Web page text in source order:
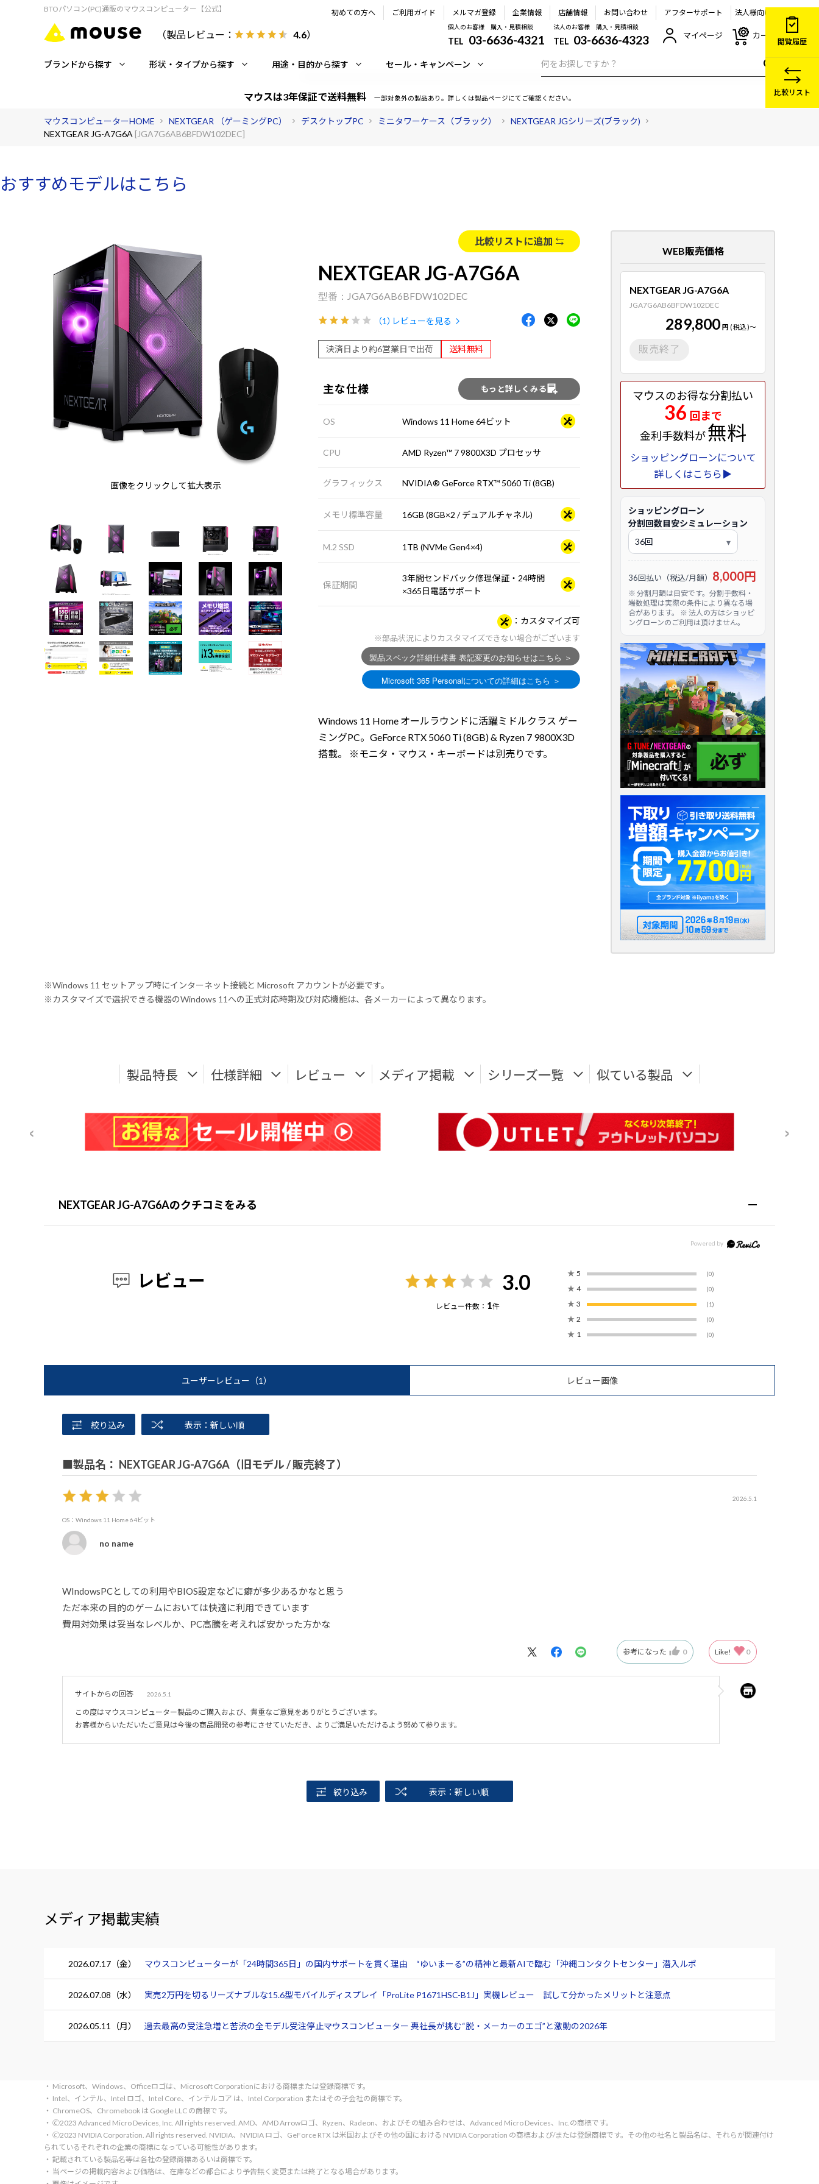
BTOパソコン(PC)通販のマウスコンピューター【公式】
（製品レビュー： 4.6）
初めての方へ ご利用ガイド メルマガ登録 企業情報 店舗情報 お問い合わせ アフターサポート 法人様向け
個人のお客様 購入・見積相談
TEL 03-6636-4321
法人のお客様 購入・見積相談
TEL 03-6636-4323 マイページ カート
ブランドから探す 形状・タイプから探す 用途・目的から探す セール・キャンペーン
マウスは3年保証で送料無料 一部対象外の製品あり。詳しくは製品ページにてご確認ください。
マウスコンピューターHOME NEXTGEAR （ゲーミングPC） デスクトップPC ミニタワーケース（ブラック）
NEXTGEAR JGシリーズ(ブラック)
NEXTGEAR JG-A7G6A [JGA7G6AB6BFDW102DEC]
おすすめモデルはこちら
画像をクリックして拡大表示
比較リストに追加
NEXTGEAR JG-A7G6A
JGA7G6AB6BFDW102DEC
（1）レビューを見る
決済日より約6営業日で出荷 送料無料
主な仕様 もっと詳しくみる
OS Windows 11 Home 64ビット
CPU AMD Ryzen™ 7 9800X3D プロセッサ
グラフィックス NVIDIA® GeForce RTX™ 5060 Ti (8GB)
メモリ標準容量 16GB (8GB×2 / デュアルチャネル)
M.2 SSD 1TB (NVMe Gen4×4)
保証期間
3年間センドバック修理保証・24時間
×365日電話サポート
カスタマイズ可
※部品状況によりカスタマイズできない場合がございます
Windows 11 Home オールラウンドに活躍ミドルクラス ゲー
ミングPC。GeForce RTX 5060 Ti (8GB) & Ryzen 7 9800X3D
搭載。 ※モニタ・マウス・キーボードは別売りです。
WEB販売価格
NEXTGEAR JG-A7G6A
JGA7G6AB6BFDW102DEC
289,800 円 (税込)～
販売終了
マウスのお得な分割払い
36 回まで
金利手数料が無料
ショッピングローンについて
詳しくはこちら▶
ショッピングローン
分割回数目安シミュレーション
36回払い（税込/月額） 8,000円
※ 分割月額は目安です。分割手数料・
端数処理は実際の条件により異なる場
合があります。 ※ 法人の方はショッピ
ングローンのご利用は頂けません。
※Windows 11 セットアップ時にインターネット接続と Microsoft アカウントが必要です。
※カスタマイズで選択できる機器のWindows 11への正式対応時期及び対応機能は、各メーカーによって異なります。
製品特長 仕様詳細 レビュー メディア掲載 シリーズ一覧 似ている製品
NEXTGEAR JG-A7G6Aのクチコミをみる
レビュー 3.0
レビュー件数： 1件
★ 5 (0)
★ 4 (0)
★ 3 (1)
★ 2 (0)
★ 1 (0)
ユーザーレビュー （1） レビュー画像
絞り込み 表示：新しい順
■製品名： NEXTGEAR JG-A7G6A（旧モデル / 販売終了）
2026.5.1
OS：Windows 11 Home 64ビット
no name
WIndowsPCとしての利用やBIOS設定などに癖が多少あるかなと思う
ただ本来の目的のゲームにおいては快適に利用できています
費用対効果は妥当なレベルか、PC高騰を考えれば安かった方かな
参考になった 0 Like! 0
サイトからの回答 2026.5.1
この度はマウスコンピューター製品のご購入および、貴重なご意見をありがとうございます。
お客様からいただいたご意見は今後の商品開発の参考にさせていただき、よりご満足いただけるよう努めて参ります。
絞り込み 表示：新しい順
メディア掲載実績
2026.07.17（金） マウスコンピューターが「24時間365日」の国内サポートを貫く理由 “ゆいまーる”の精神と最新AIで臨む「沖縄コンタクトセンター」潜入ルポ
2026.07.08（水） 実売2万円を切るリーズナブルな15.6型モバイルディスプレイ「ProLite P1671HSC-B1J」実機レビュー 試して分かったメリットと注意点
2026.05.11（月） 過去最高の受注急増と苦渋の全モデル受注停止――マウスコンピューター 軣社長が挑む“脱・メーカーのエゴ”と激動の2026年
・ Microsoft、Windows、Officeロゴは、Microsoft Corporationにおける商標または登録商標です。
・ Intel、インテル、Intel ロゴ、Intel Core、インテルコア は、Intel Corporation またはその子会社の商標です。
・ ChromeOS、Chromebook は Google LLC の商標です。
・ 🄫2023 Advanced Micro Devices, Inc. All rights reserved. AMD、AMD Arrowロゴ、Ryzen、Radeon、およびその組み合わせは、Advanced Micro Devices、Inc.の商標です。
・ 🄫2023 NVIDIA Corporation. All rights reserved. NVIDIA、NVIDIA ロゴ、GeForce RTX は米国およびその他の国における NVIDIA Corporation の商標および/または登録商標です。その他の社名と製品名は、それらが関連付け
られているそれぞれの企業の商標になっている可能性があります。
・ 記載されている製品名等は各社の登録商標あるいは商標です。
・ 当ページの掲載内容および価格は、在庫などの都合により予告無く変更または終了となる場合があります。
閲覧履歴
比較リスト